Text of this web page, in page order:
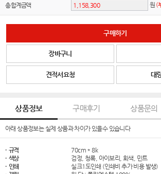
총 합계금액 원 (
구매하기
장바구니
견적서요청 대
상품정보 구매후기 상품문의
아래 상품정보는 실제 상품과 차이가 있을수 있습니다
· 규격
70cm * 8k
· 색상
검정, 청록, 아이보리, 회색, 민트
· 인쇄
실크1도인쇄 (인쇄비 추가 비용 발생)